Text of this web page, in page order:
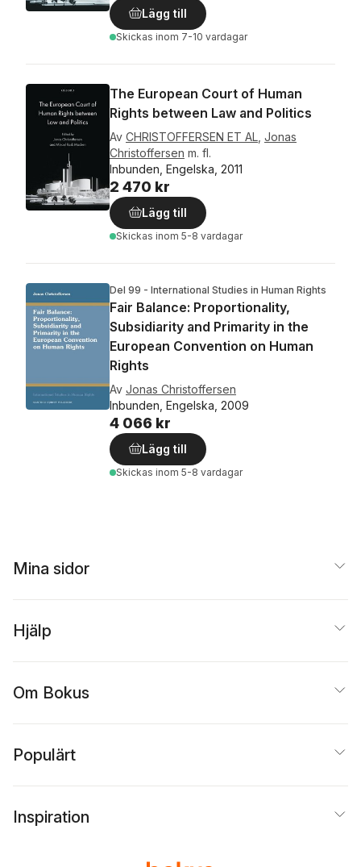
Lägg till
Skickas inom 7-10 vardagar
The European Court of Human
Rights between Law and Politics
Av CHRISTOFFERSEN ET AL Jonas
Christoffersen m. fl.
Inbunden, Engelska, 2011
2 470 kr
Lägg till
Skickas inom 5-8 vardagar
Del 99 - International Studies in Human Rights
Fair Balance: Proportionality,
Subsidiarity and Primarity in the
European Convention on Human
Rights
Av Jonas Christoffersen
Inbunden, Engelska, 2009
4 066 kr
Lägg till
Skickas inom 5-8 vardagar
Mina sidor
Hjälp
Om Bokus
Populärt
Inspiration